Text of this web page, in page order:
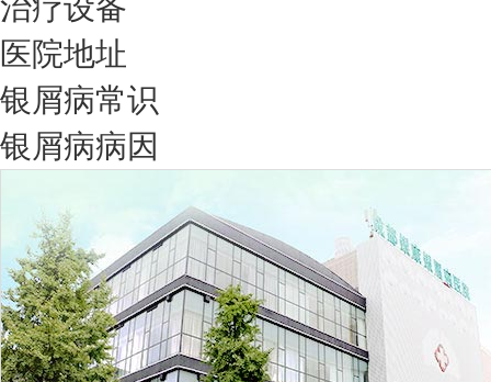
治疗设备
医院地址
银屑病常识
银屑病病因